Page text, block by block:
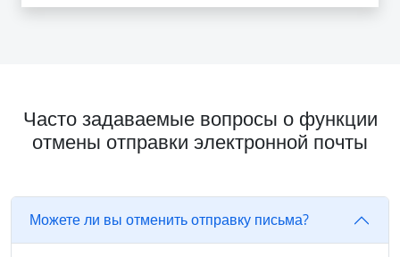
Часто задаваемые вопросы о функции
отмены отправки электронной почты
Можете ли вы отменить отправку письма?